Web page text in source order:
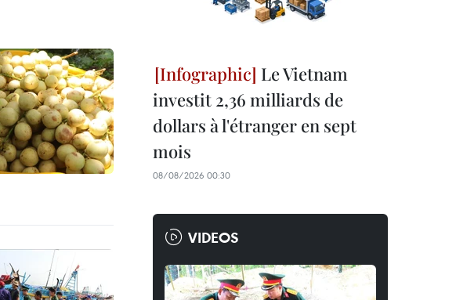
Le Vietnam
investit 2,36 milliards de
dollars à l'étranger en sept
mois
08/08/2026 00:30
VIDEOS